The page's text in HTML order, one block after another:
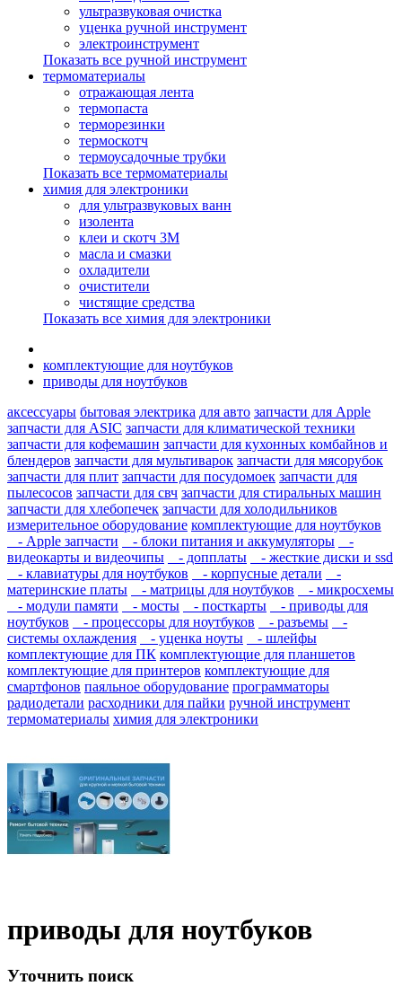
ультразвуковая очистка
уценка ручной инструмент
электроинструмент
Показать все ручной инструмент
термоматериалы
отражающая лента
термопаста
терморезинки
термоскотч
термоусадочные трубки
Показать все термоматериалы
химия для электроники
для ультразвуковых ванн
изолента
клеи и скотч 3М
масла и смазки
охладители
очистители
чистящие средства
Показать все химия для электроники
комплектующие для ноутбуков
приводы для ноутбуков
аксессуары бытовая электрика для авто запчасти для Apple
запчасти для ASIC запчасти для климатической техники
запчасти для кофемашин запчасти для кухонных комбайнов и
блендеров запчасти для мультиварок запчасти для мясорубок
запчасти для плит запчасти для посудомоек запчасти для
пылесосов запчасти для свч запчасти для стиральных машин
запчасти для хлебопечек запчасти для холодильников
измерительное оборудование комплектующие для ноутбуков
- Apple запчасти
- блоки питания и аккумуляторы
-
видеокарты и видеочипы
- допплаты
- жесткие диски и ssd
- клавиатуры для ноутбуков
- корпусные детали
-
материнские платы
- матрицы для ноутбуков
- микросхемы
- модули памяти
- мосты - посткарты
- приводы для
ноутбуков
- процессоры для ноутбуков - разъемы
-
системы охлаждения
- уценка ноуты
- шлейфы
комплектующие для ПК комплектующие для планшетов
комплектующие для принтеров комплектующие для
смартфонов паяльное оборудование программаторы
радиодетали расходники для пайки ручной инструмент
термоматериалы химия для электроники
приводы для ноутбуков
Уточнить поиск